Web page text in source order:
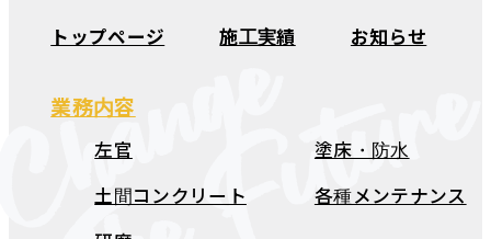
トップページ 施工実績 お知らせ
業務内容
左官
土間コンクリート
塗床・防水
各種メンテナンス